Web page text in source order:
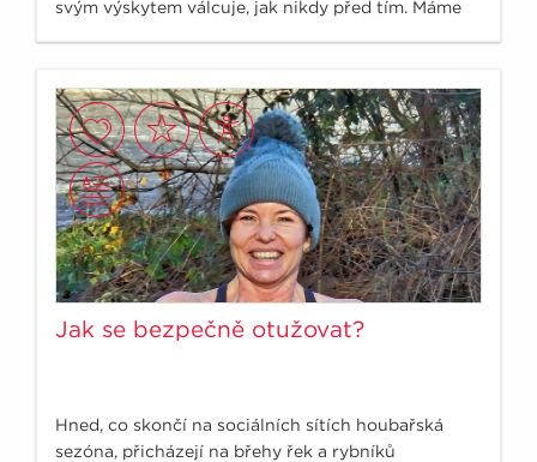
svým výskytem válcuje, jak nikdy před tím. Máme
Osoby, které pravidelně sportují, se v průměru
dožívají o 7 let více než jejich vrstevníci se
sedavým způsobem života.
Jak se bezpečně otužovat?
Hned, co skončí na sociálních sítích houbařská
sezóna, přicházejí na břehy řek a rybníků